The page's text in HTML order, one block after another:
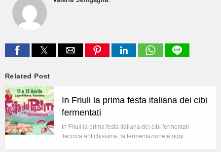
Related Post
In Friuli la prima festa italiana dei cibi
fermentati
In Friuli la prima festa italiana dei cibi fermentati
Tecnica antichissima, la fermentazione è oggi…